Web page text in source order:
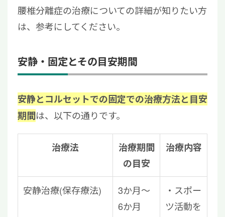
腰椎分離症の治療についての詳細が知りたい方
は、参考にしてください。
安静・固定とその目安期間
安静とコルセットでの固定での治療方法と目安
期間は、以下の通りです。
治療法
治療期間
の目安
治療内容
安静治療(保存療法)
3か月～
6か月
・スポー
ツ活動を